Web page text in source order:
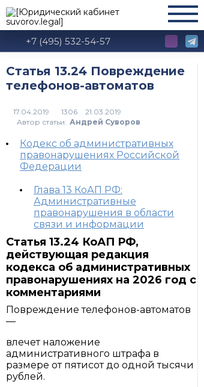
+7 (495) 532-54-57
Статья 13.24 Повреждение
телефонов-автоматов
1306
Автор статьи: Андрей Суворов
Кодекс об административных
правонарушениях Российской
Федерации
Глава 13 КоАП РФ:
Административные
правонарушения в области
связи и информации
Статья 13.24 КоАП РФ,
действующая редакция
кодекса об административных
правонарушениях на 2026 год с
комментариями
Повреждение телефонов-автоматов
—
влечет наложение
административного штрафа в
размере от пятисот до одной тысячи
рублей.